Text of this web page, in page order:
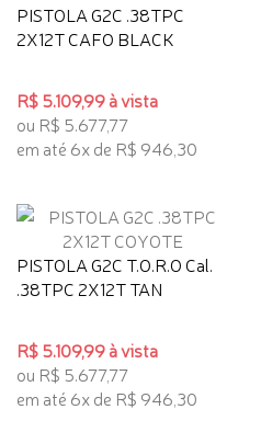
PISTOLA G2C .38TPC
2X12T CAFO BLACK
R$ 5.109,99 à vista
ou R$ 5.677,77
em até 6x de R$ 946,30
PISTOLA G2C T.O.R.O Cal.
.38TPC 2X12T TAN
R$ 5.109,99 à vista
ou R$ 5.677,77
em até 6x de R$ 946,30